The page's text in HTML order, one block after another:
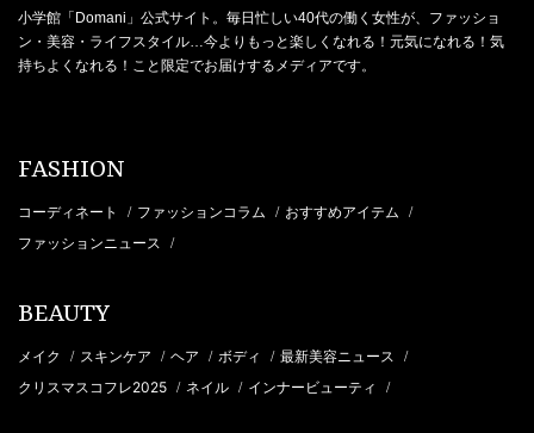
小学館「Domani」公式サイト。毎日忙しい40代の働く女性が、ファッショ
ン・美容・ライフスタイル…今よりもっと楽しくなれる！元気になれる！気
持ちよくなれる！こと限定でお届けするメディアです。
FASHION
コーディネート / ファッションコラム / おすすめアイテム /
ファッションニュース /
BEAUTY
メイク / スキンケア / ヘア / ボディ / 最新美容ニュース /
クリスマスコフレ2025 / ネイル / インナービューティ /